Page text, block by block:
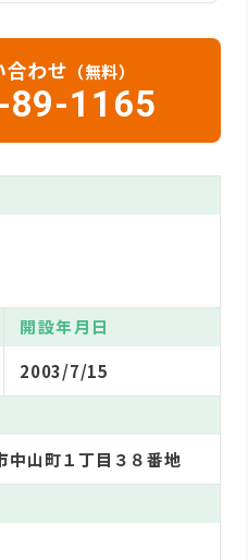
合わせ （無料）
89-1165
開設年月日
2003/7/15
山町１丁目３８番地